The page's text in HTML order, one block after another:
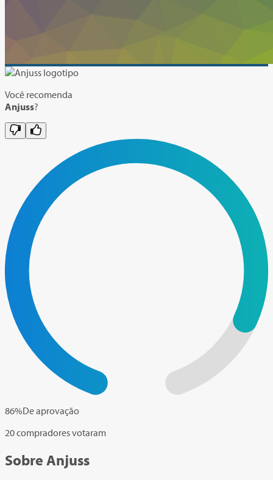
Você recomenda
Anjuss?
86%De aprovação
20 compradores votaram
Sobre Anjuss